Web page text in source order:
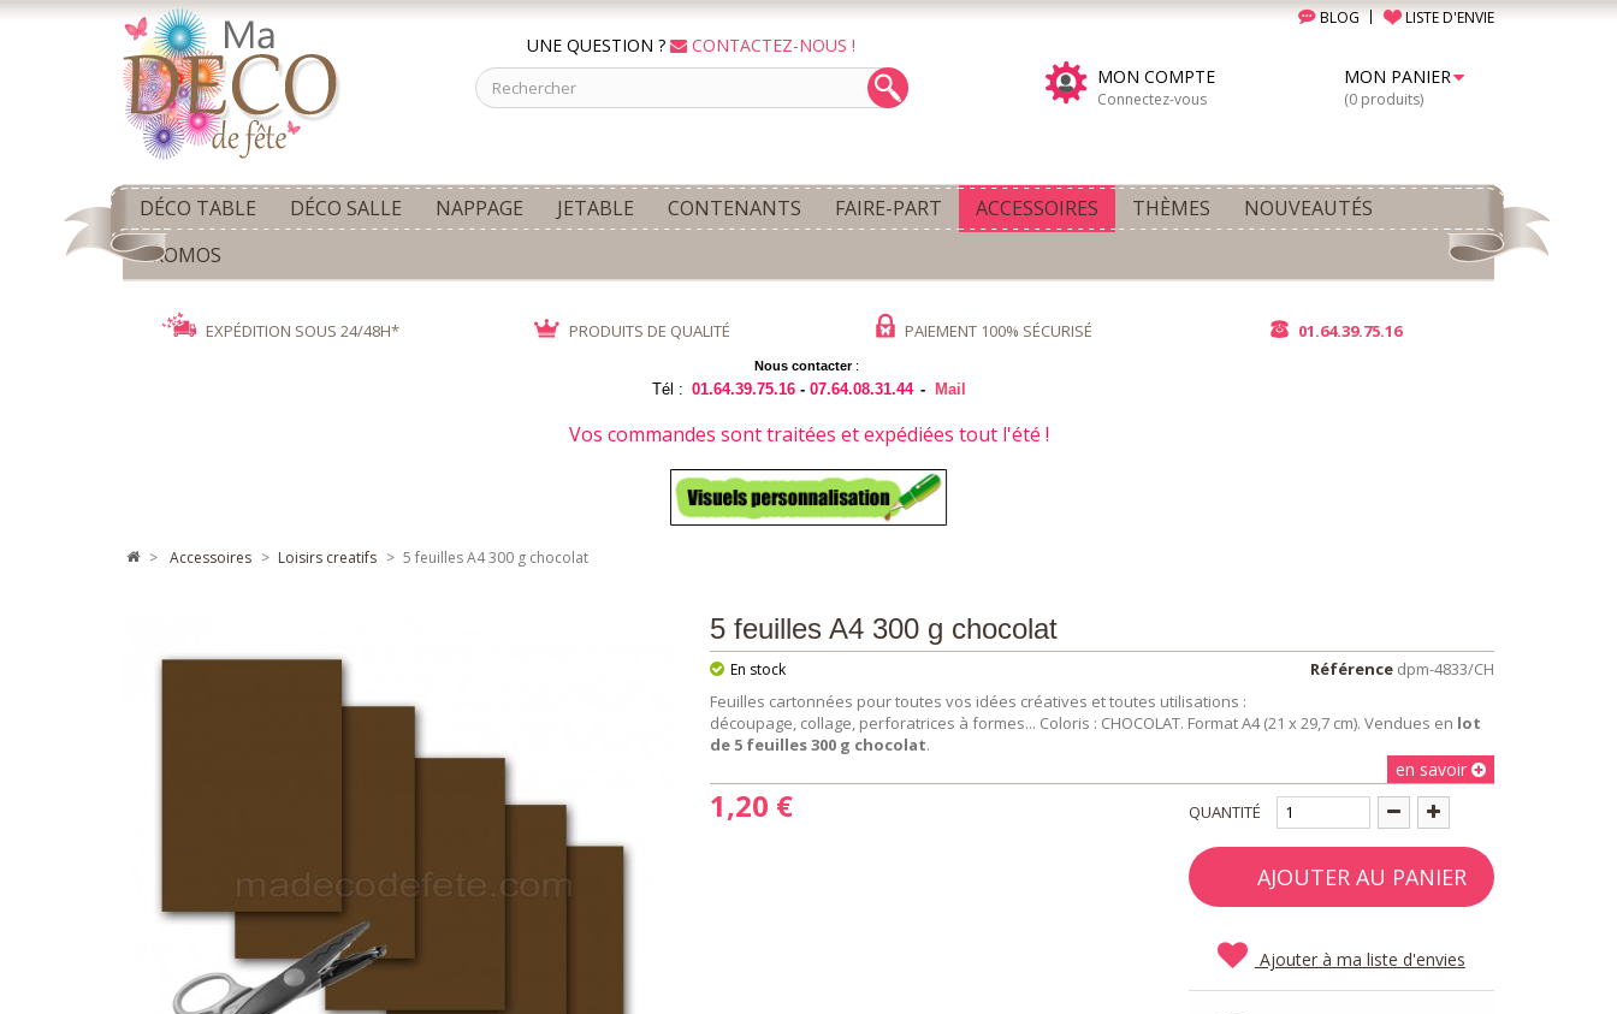
BLOG LISTE D'ENVIE
UNE QUESTION ?
CONTACTEZ-NOUS !
MON COMPTE
Connectez-vous
MON PANIER
(0 produits)
DÉCO TABLE DÉCO SALLE NAPPAGE JETABLE CONTENANTS FAIRE-PART ACCESSOIRES THÈMES
NOUVEAUTÉS
PROMOS
EXPÉDITION SOUS 24/48H* PRODUITS DE QUALITÉ PAIEMENT 100% SÉCURISÉ 01.64.39.75.16
Nous contacter:
Tél : 01.64.39.75.16 -07.64.08.31.44 - Mail
Vos commandes sont traitées et expédiées tout l'été !
> accessoires > loisirs creatifs > 5 feuilles A4 300 g chocolat
5 feuilles A4 300 g chocolat
Référence dpm-4833/CH
En stock
Feuilles cartonnées pour toutes vos idées créatives et toutes utilisations :
découpage, collage, perforatrices à formes... Coloris : CHOCOLAT. Format A4 (21 x 29,7 cm). Vendues en lot
de 5 feuilles 300 g chocolat.
en savoir
1,20 € QUANTITÉ
AJOUTER AU PANIER
Ajouter à ma liste d'envies